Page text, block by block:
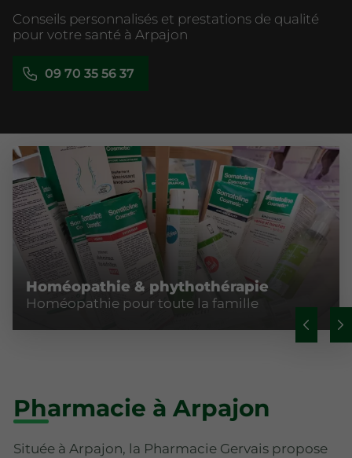
Conseils personnalisés et prestations de qualité
pour votre santé à Arpajon
09 70 35 56 37
Homéopathie & phythothérapie
Homéopathie pour toute la famille
Pharmacie à Arpajon
Située à Arpajon, la Pharmacie Gervais propose